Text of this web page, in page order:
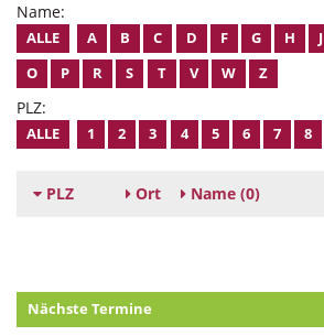
Name:
ALLE A B C D F G H J
O
P R S T V W Z
PLZ:
ALLE 1 2 3 4 5 6 7 8
PLZ Ort Name (0)
Nächste Termine